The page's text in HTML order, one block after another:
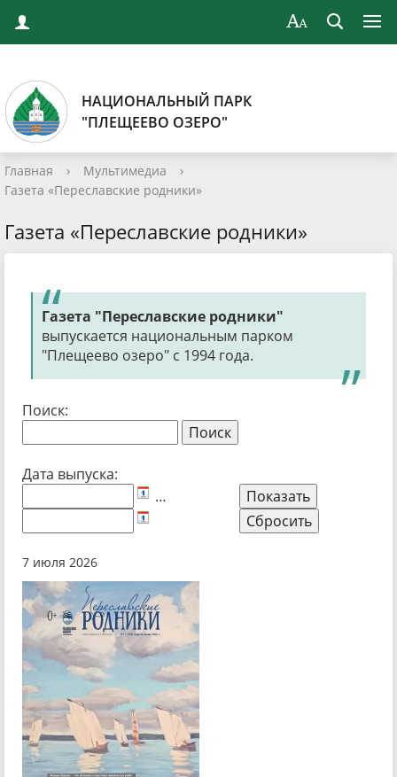
НАЦИОНАЛЬНЫЙ ПАРК
"ПЛЕЩЕЕВО ОЗЕРО"
Главная › Мультимедиа
›
Газета «Переславские родники»
Газета «Переславские родники»
Газета "Переславские родники"
выпускается национальным парком
"Плещеево озеро" с 1994 года.
Поиск:
Дата выпуска:
…
7 июля 2026